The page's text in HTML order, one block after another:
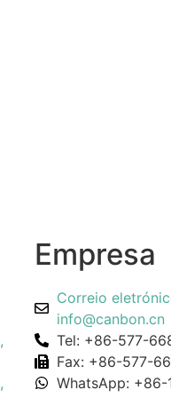
Empresa
Correio
info@canbon.cn
Tel: +86-577-
Fax: +86-577-
WhatsApp: +86-